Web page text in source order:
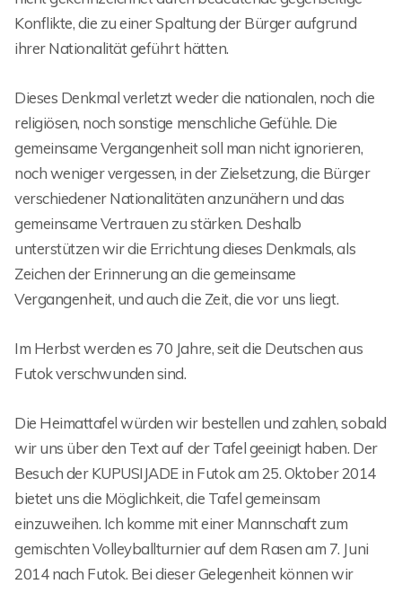
Konflikte, die zu einer Spaltung der Bürger aufgrund
ihrer Nationalität geführt hätten.
Dieses Denkmal verletzt weder die nationalen, noch die
religiösen, noch sonstige menschliche Gefühle. Die
gemeinsame Vergangenheit soll man nicht ignorieren,
noch weniger vergessen, in der Zielsetzung, die Bürger
verschiedener Nationalitäten anzunähern und das
gemeinsame Vertrauen zu stärken. Deshalb
unterstützen wir die Errichtung dieses Denkmals, als
Zeichen der Erinnerung an die gemeinsame
Vergangenheit, und auch die Zeit, die vor uns liegt.
Im Herbst werden es 70 Jahre, seit die Deutschen aus
Futok verschwunden sind.
Die Heimattafel würden wir bestellen und zahlen, sobald
wir uns über den Text auf der Tafel geeinigt haben. Der
Besuch der KUPUSIJADE in Futok am 25. Oktober 2014
bietet uns die Möglichkeit, die Tafel gemeinsam
einzuweihen. Ich komme mit einer Mannschaft zum
gemischten Volleyballturnier auf dem Rasen am 7. Juni
2014 nach Futok. Bei dieser Gelegenheit können wir